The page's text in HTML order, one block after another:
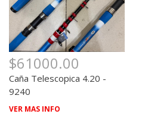
$61000.00
Caña Telescopica 4.20 -
9240
VER MAS INFO